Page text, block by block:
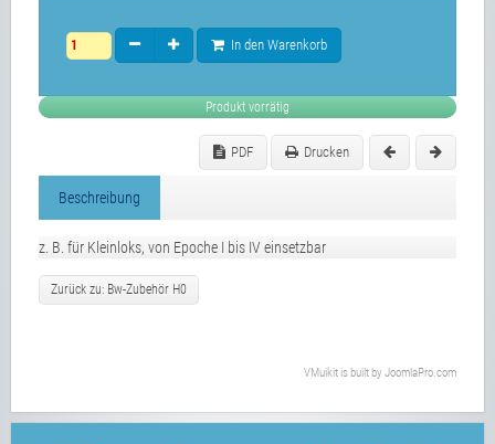
In den Warenkorb
Produkt vorrätig
PDF Drucken
Beschreibung
z. B. für Kleinloks, von Epoche I bis IV einsetzbar
Zurück zu: Bw-Zubehör H0
VMuikit is built by JoomlaPro.com